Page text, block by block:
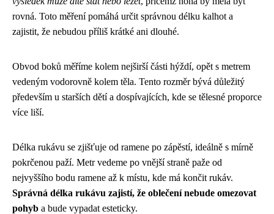
rovná. Toto měření pomáhá určit správnou délku kalhot a
zajistit, že nebudou příliš krátké ani dlouhé.
Obvod boků měříme kolem nejširší části hýždí, opět s metrem
vedeným vodorovně kolem těla. Tento rozměr bývá důležitý
především u starších dětí a dospívajících, kde se tělesné proporce
více liší.
Délka rukávu se zjišťuje od ramene po zápěstí, ideálně s mírně
pokrčenou paží. Metr vedeme po vnější straně paže od
nejvyššího bodu ramene až k místu, kde má končit rukáv.
Správná délka rukávu zajistí, že oblečení nebude omezovat
pohyb a bude vypadat esteticky.